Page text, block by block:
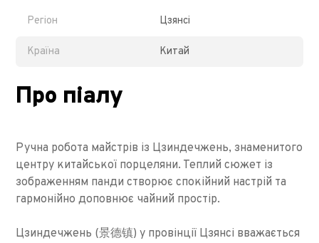
Регіон Цзянсі
Країна Китай
Про піалу
Ручна робота майстрів із Цзиндечжень, знаменитого
центру китайської порцеляни. Теплий сюжет із
зображенням панди створює спокійний настрій та
гармонійно доповнює чайний простір.
Цзиндечжень (景德镇) у провінції Цзянсі вважається